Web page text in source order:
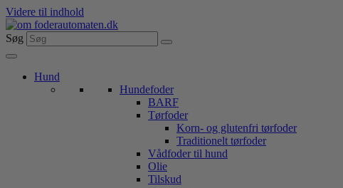
Videre til indhold
Søg
Hund
Hundefoder
BARF
Tørfoder
Korn- og glutenfri tørfoder
Traditionelt tørfoder
Vådfoder til hund
Olie
Tilskud